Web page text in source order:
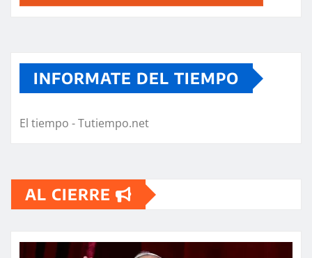
INFORMATE DEL TIEMPO
El tiempo - Tutiempo.net
AL CIERRE